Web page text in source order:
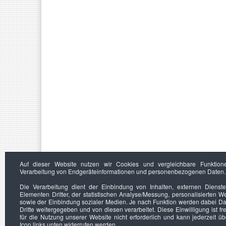
Auf dieser Website nutzen wir Cookies und vergleichbare
Verarbeitung von Endgeräteinformationen und personenbezogenen Daten.
Die Verarbeitung dient der Einbindung von Inhalten, externen
Elementen Dritter, der statistischen Analyse/Messung, personalisierten
sowie der Einbindung sozialer Medien. Je nach Funktion werden dabei
Dritte weitergegeben und von diesen verarbeitet. Diese Einwilligung ist
für die Nutzung unserer Website nicht erforderlich und kann jederzeit
Icon links unten widerrufen werden.